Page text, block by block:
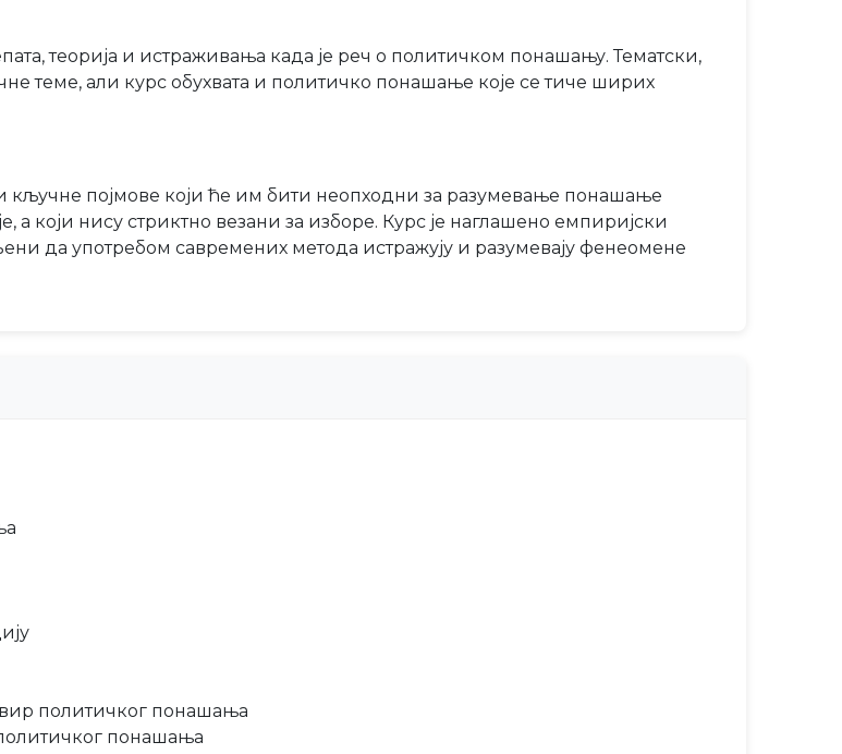
теорија и истраживања када је реч о политичком понашању. Тематски,
теме, али курс обухвата и политичко понашање које се тиче ширих
кључне појмове који ће им бити неопходни за разумевање понашање
који нису стриктно везани за изборе. Курс је наглашено емпиријски
да употребом савремених метода истражују и разумевају фенеомене
политичког понашања
понашања